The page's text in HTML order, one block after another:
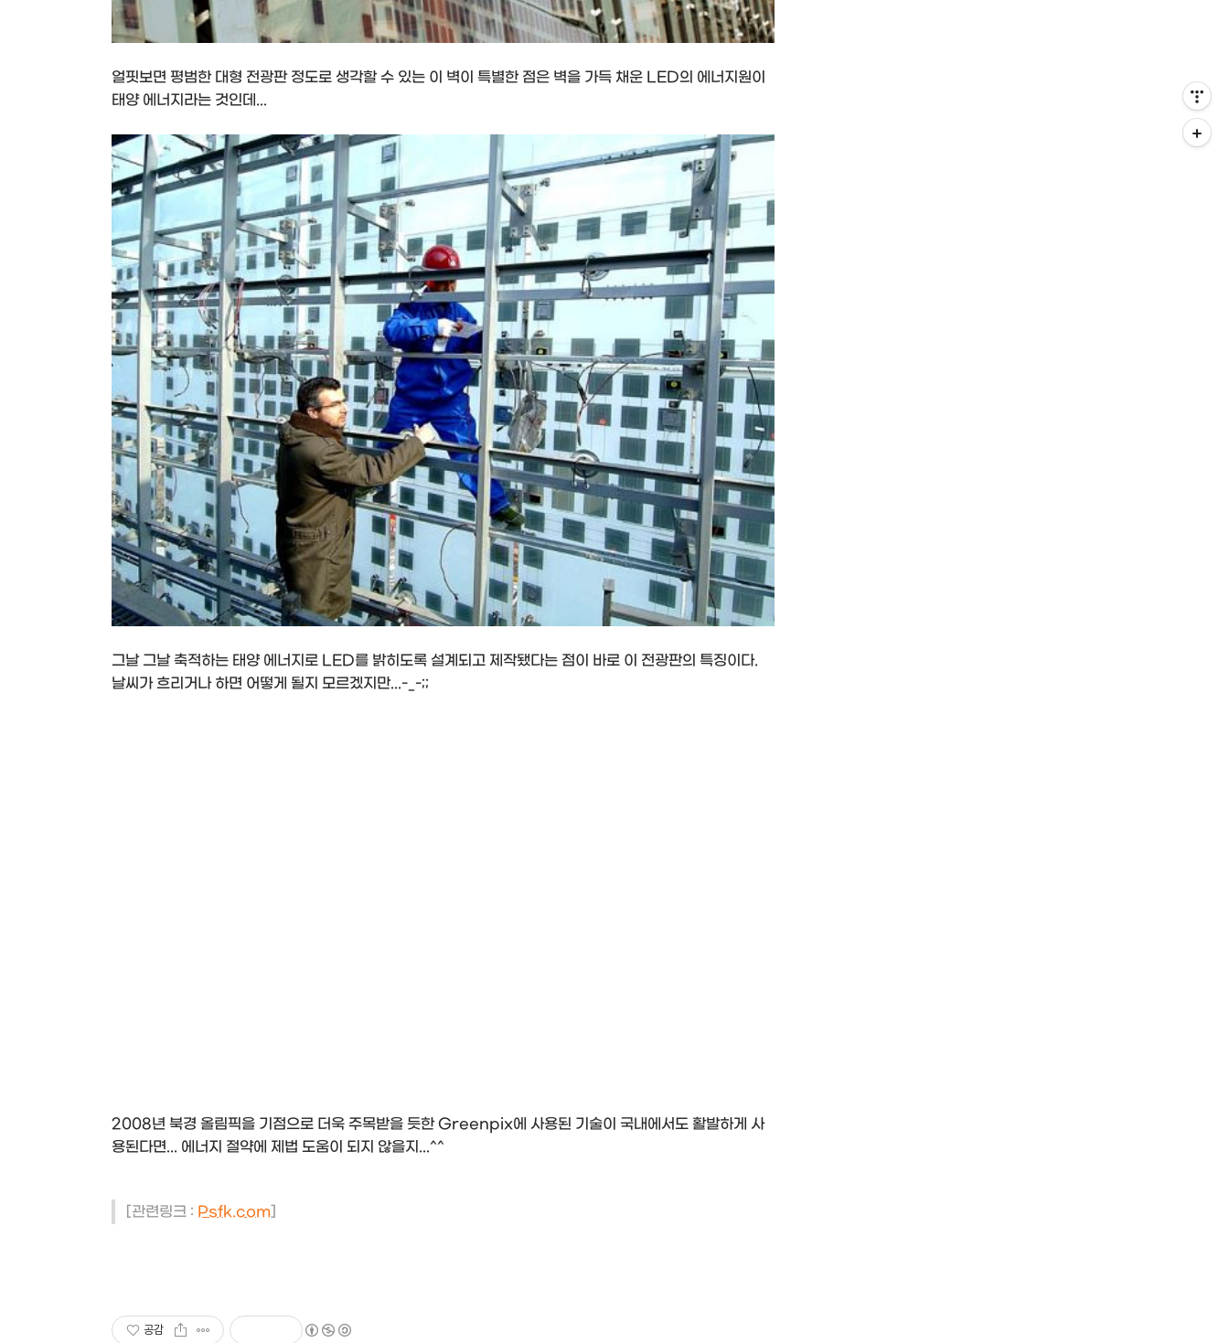
얼핏보면 평범한 대형 전광판 정도로 생각할 수 있는 이 벽이 특별한 점은 벽을 가득 채운 LED의 에너지원이
태양 에너지라는 것인데...
그날 그날 축적하는 태양 에너지로 LED를 밝히도록 설계되고 제작됐다는 점이 바로 이 전광판의 특징이다.
날씨가 흐리거나 하면 어떻게 될지 모르겠지만...-_-;;
2008년 북경 올림픽을 기점으로 더욱 주목받을 듯한 Greenpix에 사용된 기술이 국내에서도 활발하게 사
용된다면... 에너지 절약에 제법 도움이 되지 않을지...^^
[관련링크 : Psfk.com]
공감